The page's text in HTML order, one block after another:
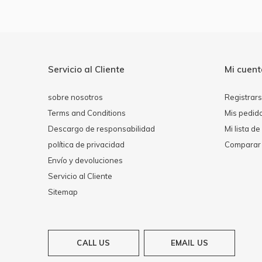
Servicio al Cliente
sobre nosotros
Terms and Conditions
Descargo de responsabilidad
política de privacidad
Envío y devoluciones
Servicio al Cliente
Sitemap
Mi
Mis
Mi lista
CALL US EMAIL US